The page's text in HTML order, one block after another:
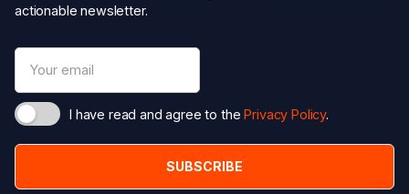
actionable newsletter.
I have read and agree to thePrivacy Policy.